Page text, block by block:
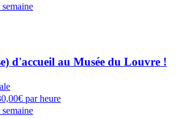
d'accueil au Musée du Louvre !
par heure